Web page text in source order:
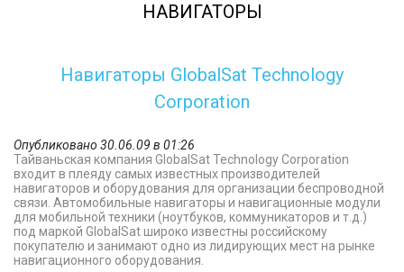
НАВИГАТОРЫ
Навигаторы GlobalSat Technology
Corporation
Опубликовано 30.06.09 в 01:26
Тайваньская компания GlobalSat Technology Corporation
входит в плеяду самых известных производителей
навигаторов и оборудования для организации беспроводной
связи. Автомобильные навигаторы и навигационные модули
для мобильной техники (ноутбуков, коммуникаторов и т.д.)
под маркой GlobalSat широко известны российскому
покупателю и занимают одно из лидирующих мест на рынке
навигационного оборудования.